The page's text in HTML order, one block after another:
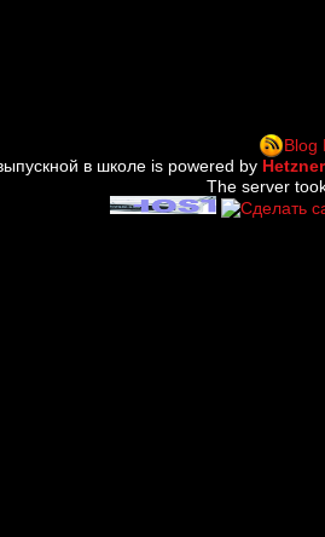
Blog
в школе is powered by
The server